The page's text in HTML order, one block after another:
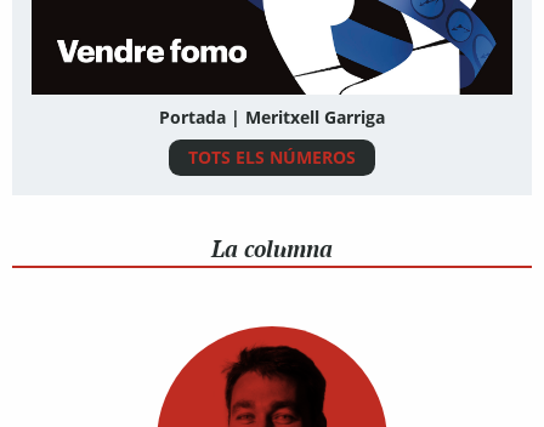
Portada | Meritxell Garriga
TOTS ELS NÚMEROS
La columna